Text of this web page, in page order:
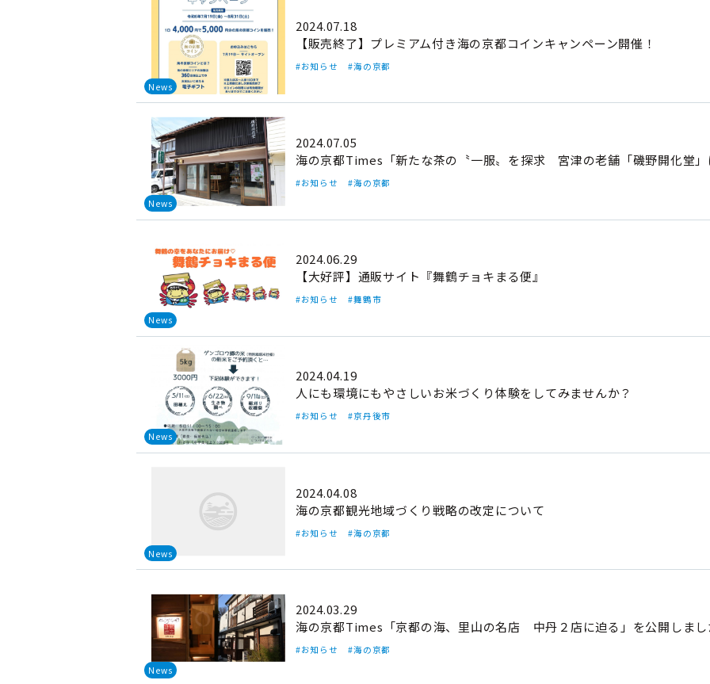
2024.07.18
News
【販売終了】プレミアム付き海の京都コインキャンペーン開催！
#お知らせ #海の京都
2024.07.05
News
海の京都Times「新たな茶の〝一服〟を探求 宮津の老舗「磯野開化堂
#お知らせ #海の京都
2024.06.29
News
【大好評】通販サイト『舞鶴チョキまる便』
#お知らせ #舞鶴市
2024.04.19
News
人にも環境にもやさしいお米づくり体験をしてみませんか？
#お知らせ #京丹後市
2024.04.08
News
海の京都観光地域づくり戦略の改定について
#お知らせ #海の京都
2024.03.29
News
海の京都Times「京都の海、里山の名店 中丹２店に迫る」を公開しま
#お知らせ #海の京都